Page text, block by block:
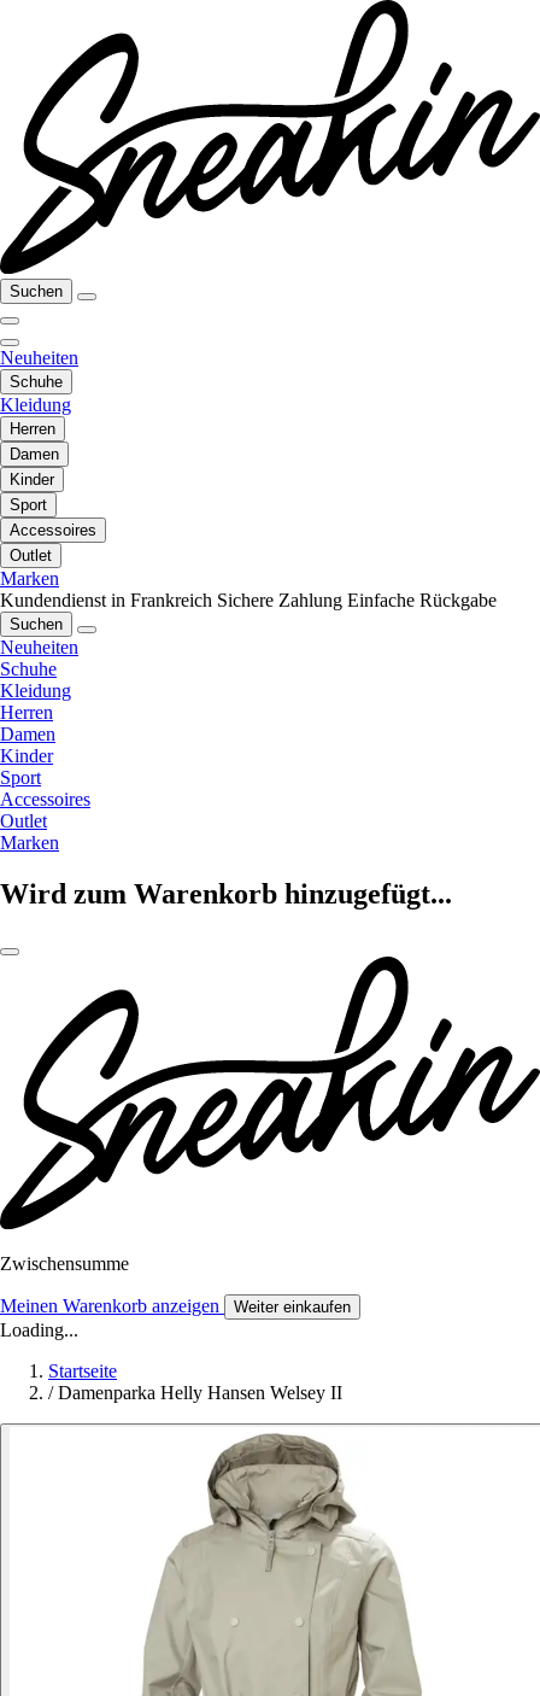
Suchen
Neuheiten
Schuhe
Kleidung
Herren
Damen
Kinder
Sport
Accessoires
Outlet
Marken
Kundendienst in Frankreich Sichere Zahlung Einfache Rückgabe
Suchen
Neuheiten
Schuhe
Kleidung
Herren
Damen
Kinder
Sport
Accessoires
Outlet
Marken
Wird zum Warenkorb hinzugefügt...
Zwischensumme
Meinen Warenkorb anzeigen Weiter einkaufen
Loading...
Startseite
/ Damenparka Helly Hansen Welsey II